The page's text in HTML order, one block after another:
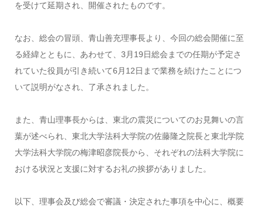
を受けて延期され、開催されたものです。
なお、総会の冒頭、青山善充理事長より、今回の総会開催に至
る経緯とともに、あわせて、3月19日総会までの任期が予定さ
れていた役員が引き続いて6月12日まで業務を続けたことにつ
いて説明がなされ、了承されました。
また、青山理事長からは、東北の震災についてのお見舞いの言
葉が述べられ、東北大学法科大学院の佐藤隆之院長と東北学院
大学法科大学院の梅津昭彦院長から、それぞれの法科大学院に
おける状況と支援に対するお礼の挨拶がありました。
以下、理事会及び総会で審議・決定された事項を中心に、概要